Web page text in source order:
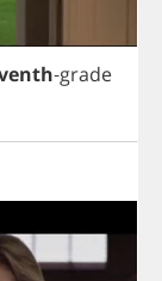
-grade